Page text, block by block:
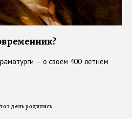
— о своем 400-летнем
день родились